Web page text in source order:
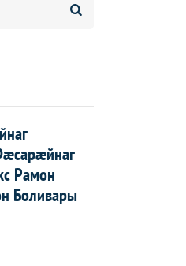
Рамон
Боливары